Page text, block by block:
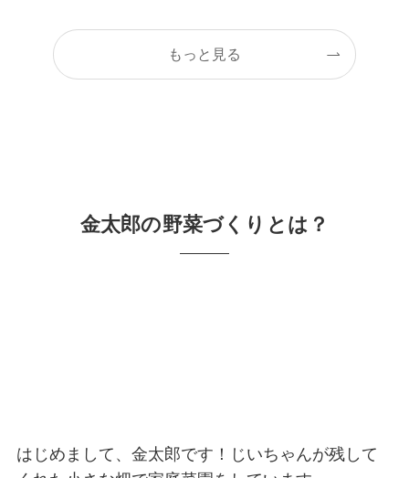
もっと見る
金太郎の野菜づくりとは？
はじめまして、金太郎です！じいちゃんが残して